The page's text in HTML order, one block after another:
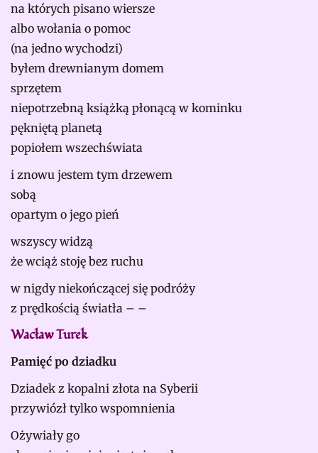
na których pisano wiersze
albo wołania o pomoc
(na jedno wychodzi)
byłem drewnianym domem
sprzętem
niepotrzebną książką płonącą w kominku
pękniętą planetą
popiołem wszechświata
i znowu jestem tym drzewem
sobą
opartym o jego pień
wszyscy widzą
że wciąż stoję bez ruchu
w nigdy niekończącej się podróży
z prędkością światła – –
Wacław Turek
Pamięć po dziadku
Dziadek z kopalni złota na Syberii
przywiózł tylko wspomnienia
Ożywiały go